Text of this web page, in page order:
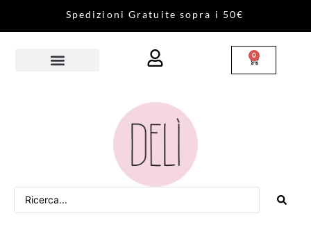
Sped izi on i Gratu ite sopra i 50€
0